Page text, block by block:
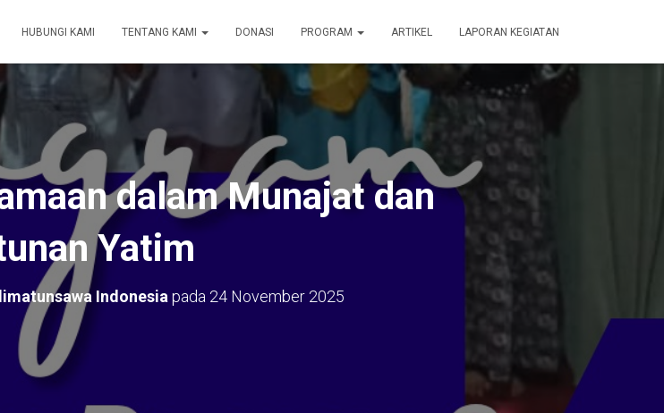
HUBUNGI KAMI TENTANG KAMI DONASI PROGRAM ARTIKEL LAPORAN KEGIATAN
dalam Munajat dan
Yatim
Indonesia pada 24 November 2025